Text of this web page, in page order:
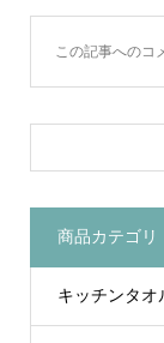
この記事へのコ
商品カテゴリ
キッチンタオ